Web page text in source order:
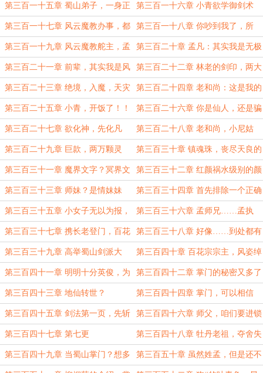
定 （第三更）
第三百一十五章 蜀山弟子，一身正
气
第三百一十六章 小青欲学御剑术
第三百一十七章 风云魔教办事，都
滚远一点
第三百一十八章 你吵到我了，所
以，死吧
第三百一十九章 风云魔教舵主，孟
凡的绝望
第三百二十章 孟凡：其实我是无极
剑宗弟子
第三百二十一章 前辈，其实我是风
云魔教弟子
第三百二十二章 林老的剑印，两大
底牌之一
第三百二十三章 绝境，入魔，天灾
级别的攻击
第三百二十四章 老和尚：这是我的
功劳
第三百二十五章 小青，开饭了！！ 第三百二十六章 你是仙人，还是骗
子？
第三百二十七章 欲化神，先化凡
（第三更）
第三百二十八章 老和尚，小尼姑
第三百二十九章 巨款，两万颗灵
石！！！
第三百三十章 镇魂珠，丧尽天良的
邪物
第三百三十一章 魔界文字？冥界文
字？
第三百三十二章 红颜祸水级别的颜
值
第三百三十三章 师妹？是情妹妹
吧？
第三百三十四章 首先排除一个正确
答案
第三百三十五章 小女子无以为报，
只能……
第三百三十六章 孟师兄……孟执
事……孟爷爷
第三百三十七章 携长老登门，百花
宗
第三百三十八章 好像……到处都有
掌门的传说
第三百三十九章 高举蜀山剑派大
旗，以势压人
第三百四十章 百花宗宗主，风姿绰
约，美如画
第三百四十一章 明明十分英俊，为
何心这么脏
第三百四十二章 掌门的秘密又多了
一条
第三百四十三章 地仙转世？ 第三百四十四章 掌门，可以相信
吗？
第三百四十五章 剑法第一页，先斩
意中人
第三百四十六章 师父，咱们要进锁
妖塔吗？
第三百四十七章 第七更 第三百四十八章 牡丹老祖，夺舍失
败
第三百四十九章 当蜀山掌门？想多 第三百五十章 虽然姓孟，但是还不